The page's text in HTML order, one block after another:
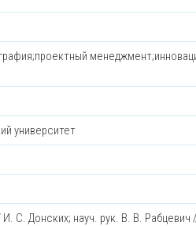
университет
С. Донских; науч. рук. В. В. Рабцевич